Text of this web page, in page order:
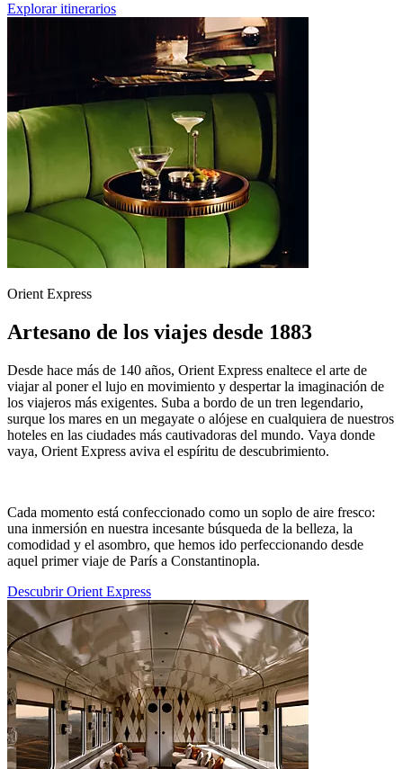
Explorar itinerarios
Orient Express
Artesano de los viajes desde 1883
Desde hace más de 140 años, Orient Express enaltece el arte de
viajar al poner el lujo en movimiento y despertar la imaginación de
los viajeros más exigentes. Suba a bordo de un tren legendario,
surque los mares en un megayate o alójese en cualquiera de nuestros
hoteles en las ciudades más cautivadoras del mundo. Vaya donde
vaya, Orient Express aviva el espíritu de descubrimiento.
Cada momento está confeccionado como un soplo de aire fresco:
una inmersión en nuestra incesante búsqueda de la belleza, la
comodidad y el asombro, que hemos ido perfeccionando desde
aquel primer viaje de París a Constantinopla.
Descubrir Orient Express